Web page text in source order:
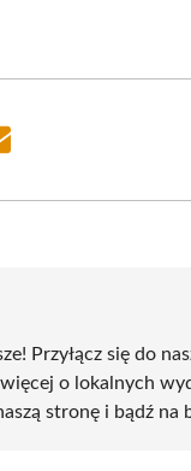
Przyłącz się do
o lokalnych
stronę i bądź na